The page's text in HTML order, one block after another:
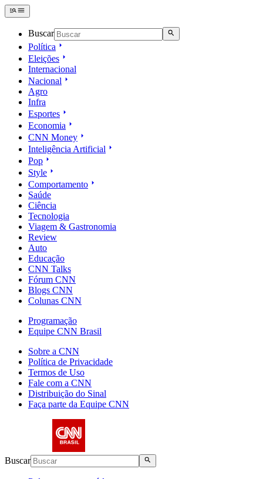
Buscar
Política
Eleições
Internacional
Nacional
Agro
Infra
Esportes
Economia
CNN Money
Inteligência Artificial
Pop
Style
Comportamento
Saúde
Ciência
Tecnologia
Viagem & Gastronomia
Review
Auto
Educação
CNN Talks
Fórum CNN
Blogs CNN
Colunas CNN
Programação
Equipe CNN Brasil
Sobre a CNN
Política de Privacidade
Termos de Uso
Fale com a CNN
Distribuição do Sinal
Faça parte da Equipe CNN
Buscar